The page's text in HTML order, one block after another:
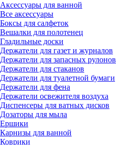
Аксессуары для ванной
Все аксессуары
Боксы для салфеток
Вешалки для полотенец
Гладильные доски
Держатели для газет и журналов
Держатели для запасных рулонов
Держатели для стаканов
Держатели для туалетной бумаги
Держатели для фена
Держатели освежителя воздуха
Диспенсеры для ватных дисков
Дозаторы для мыла
Ершики
Карнизы для ванной
Коврики